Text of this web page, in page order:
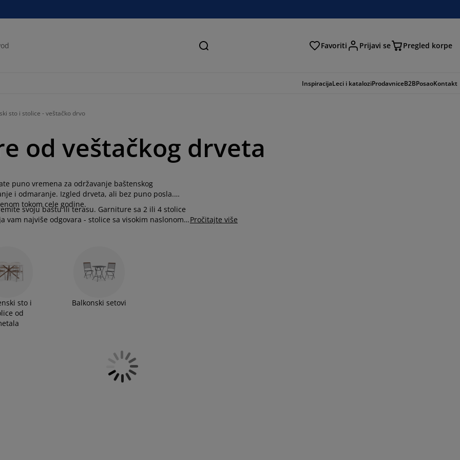
Pretraga Favoriti Prijavi se Pregled korpe
InspiracijaLeci i kataloziProdavniceB2BPosaoKontakt
sto i stolice - veštačko drvo
od veštačkog drveta
puno vremena za održavanje baštenskog
i odmaranje. Izgled drveta, ali bez puno posla.
tokom cele godine.
svoju baštu ili terasu. Garniture sa 2 ili 4 stolice
najviše odgovara - stolice sa visokim naslonom, Pročitajte više
sto i
od
Balkonski setovi